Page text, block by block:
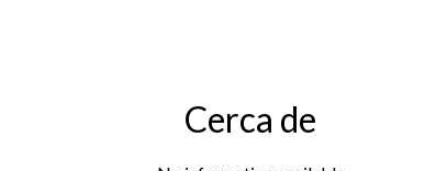
Cerca de